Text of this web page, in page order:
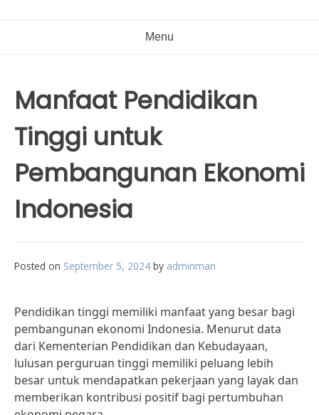
Menu
Manfaat Pendidikan
Tinggi untuk
Pembangunan Ekonomi
Indonesia
Posted on September 5, 2024 by adminman
Pendidikan tinggi memiliki manfaat yang besar bagi
pembangunan ekonomi Indonesia. Menurut data
dari Kementerian Pendidikan dan Kebudayaan,
lulusan perguruan tinggi memiliki peluang lebih
besar untuk mendapatkan pekerjaan yang layak dan
memberikan kontribusi positif bagi pertumbuhan